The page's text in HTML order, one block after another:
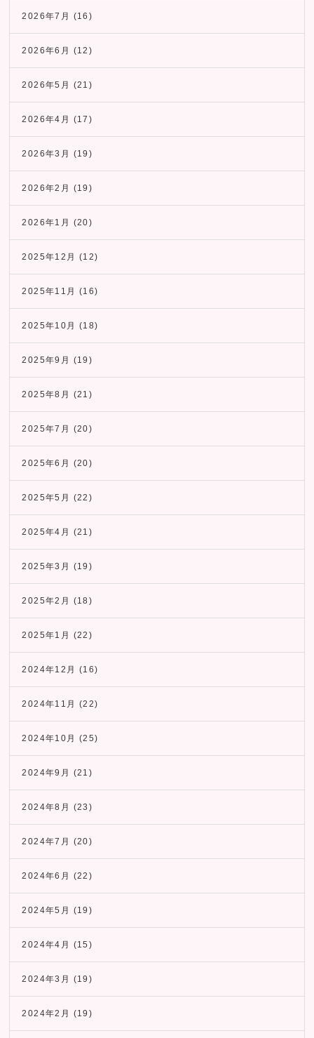
2026年7月 (16)
2026年6月 (12)
2026年5月 (21)
2026年4月 (17)
2026年3月 (19)
2026年2月 (19)
2026年1月 (20)
2025年12月 (12)
2025年11月 (16)
2025年10月 (18)
2025年9月 (19)
2025年8月 (21)
2025年7月 (20)
2025年6月 (20)
2025年5月 (22)
2025年4月 (21)
2025年3月 (19)
2025年2月 (18)
2025年1月 (22)
2024年12月 (16)
2024年11月 (22)
2024年10月 (25)
2024年9月 (21)
2024年8月 (23)
2024年7月 (20)
2024年6月 (22)
2024年5月 (19)
2024年4月 (15)
2024年3月 (19)
2024年2月 (19)